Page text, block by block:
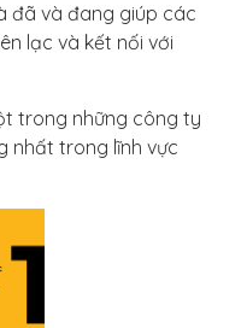
đã và đang giúp các
lạc và kết nối với
trong những công ty
nhất trong lĩnh vực